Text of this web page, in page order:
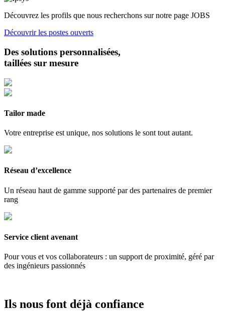
Découvrez les profils que nous recherchons sur notre page JOBS
Découvrir les postes ouverts
Des solutions personnalisées,
taillées sur mesure
Tailor made
Votre entreprise est unique, nos solutions le sont tout autant.
Réseau d’excellence
Un réseau haut de gamme supporté par des partenaires de premier
rang
Service client avenant
Pour vous et vos collaborateurs : un support de proximité, géré par
des ingénieurs passionnés
Ils nous font déjà confiance